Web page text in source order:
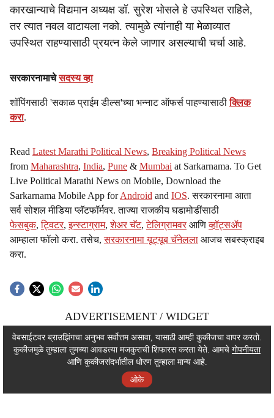
कारखान्याचे विद्यमान अध्यक्ष डॉ. सुरेश भोसले हे उपस्थित राहिले,
तर त्यात नवल वाटायला नको. त्यामुळे त्यांनाही या मेळाव्यात
उपस्थित राहण्यासाठी प्रयत्न केले जाणार असल्याची चर्चा आहे.
सरकारनामाचेसदस्य व्हा
शॉपिंगसाठी 'सकाळ प्राईम डील्स'च्या भन्नाट ऑफर्स पाहण्यासाठीक्लिक
करा.
Read Latest Marathi Political News, Breaking Political News
from Maharashtra, India, Pune & Mumbai at Sarkarnama. To Get
Live Political Marathi News on Mobile, Download the
Sarkarnama Mobile App forAndroid and IOS. सरकारनामा आता
सर्व सोशल मीडिया प्लॅटफॉर्मवर. ताज्या राजकीय घडामोडींसाठी
फेसबुक,ट्विटर,इन्स्टाग्राम,शेअर चॅट,टेलिग्रामवर आणिव्हॉट्सॲप
आम्हाला फॉलो करा. तसेच,सरकारनामा यूट्यूब चॅनेलला आजच सबस्क्राइब
करा.
ADVERTISEMENT / WIDGET
ADVERTISEMENT / WIDGET
ADVERTISEMENT / WIDGET
वेबसाईटवर ब्राउझिंगचा अनुभव सर्वोत्तम असावा, यासाठी आम्ही कुकीजचा वापर करतो.
कुकीजमुळे तुम्हाला तुमच्या आवडत्या मजकुराची शिफारस करता येते. आमचे गोपनीयता
आणि कुकीजसंदर्भातील धोरण तुम्हाला मान्य आहे.
ओके